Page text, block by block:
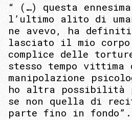
“ (…) questa
l’ultimo alito di
ne avevo, ha
lasciato il mio
complice delle
stesso tempo vittima
manipolazione
ho altra possibilità
se non quella di
parte fino in fondo”.